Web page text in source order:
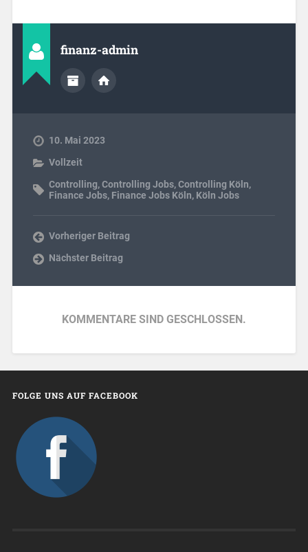
finanz-admin
10. Mai 2023
Vollzeit
Controlling,Controlling Jobs,Controlling Köln,
Finance Jobs, Finance Jobs Köln, Köln Jobs
Vorheriger Beitrag
Nächster Beitrag
KOMMENTARE SIND GESCHLOSSEN.
FOLGE UNS AUF FACEBOOK